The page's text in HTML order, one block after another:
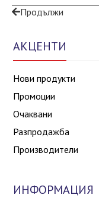
Продължи
АКЦЕНТИ
Нови продукти
Промоции
Очаквани
Разпродажба
Производители
ИНФОРМАЦИЯ